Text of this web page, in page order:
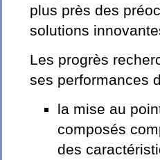
plus près des
solutions
Les progrès
ses performances
la mise au
composés
des